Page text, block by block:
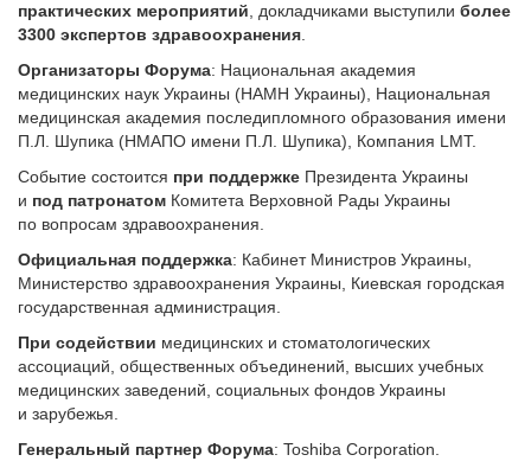
практических мероприятий, докладчиками выступили более
3300 экспертов здравоохранения.
Организаторы Форума: Национальная академия
медицинских наук Украины (НАМН Украины), Национальная
медицинская академия последипломного образования имени
П.Л. Шупика (НМАПО имени П.Л. Шупика), Компания LMT.
Событие состоится при поддержке Президента Украины
и под патронатом Комитета Верховной Рады Украины
по вопросам здравоохранения.
Официальная поддержка: Кабинет Министров Украины,
Министерство здравоохранения Украины, Киевская городская
государственная администрация.
При содействии медицинских и стоматологических
ассоциаций, общественных объединений, высших учебных
медицинских заведений, социальных фондов Украины
и зарубежья.
Генеральный партнер Форума: Toshiba Corporation.